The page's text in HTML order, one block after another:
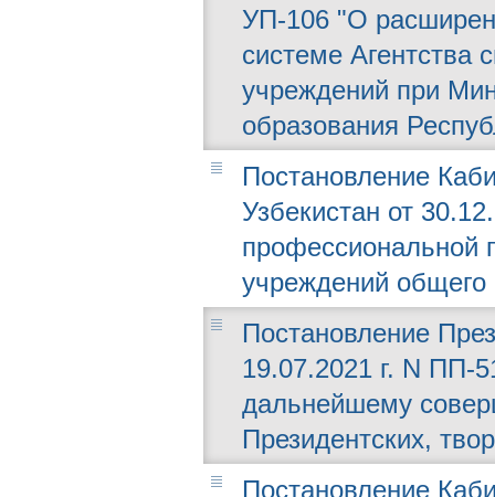
УП-106 "О
системе Агентства
учреждений при
образования
Постановление
Узбекистан от
профессиональной
учреждений общего
Постановление
19.07.2021 г. N ПП-
дальнейшему
Президентских,
Постановление